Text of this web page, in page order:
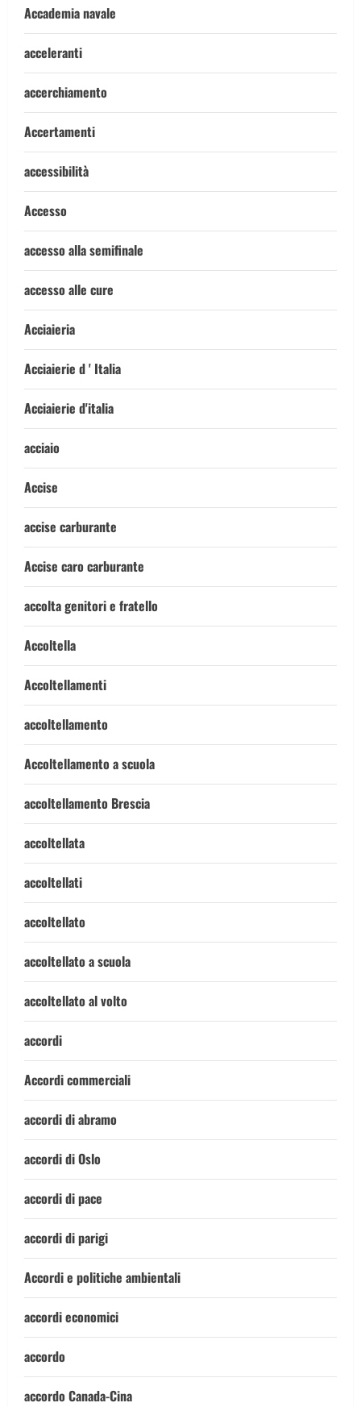
Accademia navale
acceleranti
accerchiamento
Accertamenti
accessibilità
Accesso
accesso alla semifinale
accesso alle cure
Acciaieria
Acciaierie d ' Italia
Acciaierie d'italia
acciaio
Accise
accise carburante
Accise caro carburante
accolta genitori e fratello
Accoltella
Accoltellamenti
accoltellamento
Accoltellamento a scuola
accoltellamento Brescia
accoltellata
accoltellati
accoltellato
accoltellato a scuola
accoltellato al volto
accordi
Accordi commerciali
accordi di abramo
accordi di Oslo
accordi di pace
accordi di parigi
Accordi e politiche ambientali
accordi economici
accordo
accordo Canada-Cina